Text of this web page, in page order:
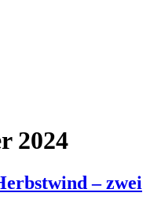
2024
– zwei